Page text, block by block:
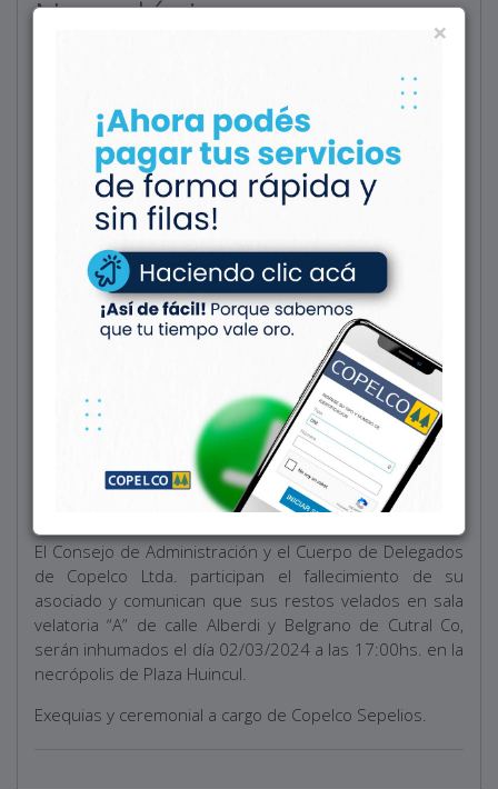
×
Necrológicas
Luis Alberto Escobar
(Chacarero) (QEPD)
14/04/1947 - 02/03/2024
El Consejo de Administración y el Cuerpo de Delegados
de Copelco Ltda. participan el fallecimiento de su
asociado y comunican que sus restos velados en sala
velatoria “A” de calle Alberdi y Belgrano de Cutral Co,
serán inhumados el día 02/03/2024 a las 17:00hs. en la
necrópolis de Plaza Huincul.
Exequias y ceremonial a cargo de Copelco Sepelios.